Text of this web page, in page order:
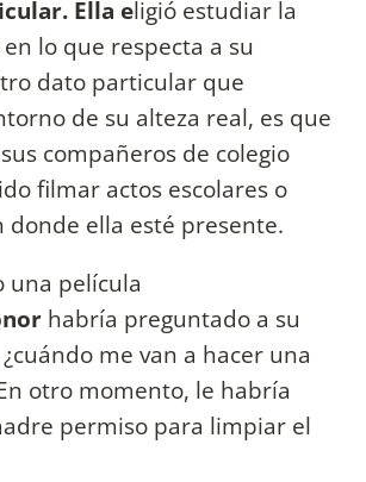
Ella eligió estudiar la
lo que respecta a su
dato particular que
de su alteza real, es que
compañeros de colegio
filmar actos escolares o
donde ella esté presente.
una película
habría preguntado a su
me van a hacer una
otro momento, le habría
permiso para limpiar el